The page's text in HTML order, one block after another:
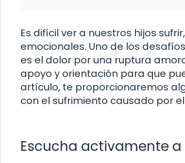
Es difícil ver a nuestros hijos
emocionales. Uno de los
es el dolor por una ruptura
apoyo y orientación para que
artículo, te proporcionaremos
con el sufrimiento causado por
Escucha activamente